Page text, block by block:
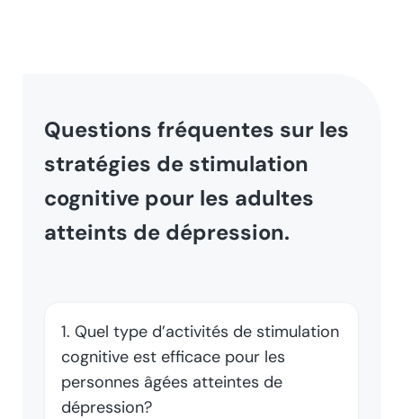
Questions fréquentes sur les
stratégies de stimulation
cognitive pour les adultes
atteints de dépression.
1. Quel type d’activités de stimulation
cognitive est efficace pour les
personnes âgées atteintes de
dépression?